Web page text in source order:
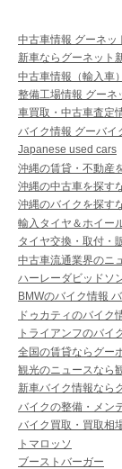
中古車情報 グーネッ
新車ならグーネット
中古車情報（輸入車
整備工場情報 グーネ
車買取・中古車査定
バイク情報 グーバイ
Japanese used cars
沖縄の賃貸・不動産
沖縄の中古車を探す
沖縄のバイクを探す
輸入タイヤ＆ホイー
タイヤ交換・取付・
中古車流通業界のニ
ハーレーダビッドソ
BMWのバイク情報
ドゥカティのバイク
トライアンフのバイ
全国の賃貸ならグー
観光のニュースなら
新車バイク情報なら
バイクの整備・メン
バイク買取・買取相
トマロッソ
ブーストバーガー